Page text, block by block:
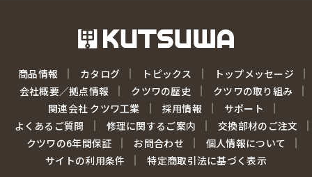
商品情報 カタログ トピックス
トップメッセージ
会社概要／拠点情報
クツワの歴史
クツワの取り組み
関連会社 クツワ工業
採用情報
サポート
よくあるご質問
修理に関するご案内
交換部材のご注文
クツワの6年間保証
お問合わせ
個人情報について
サイトの利用条件
特定商取引法に基づく表示